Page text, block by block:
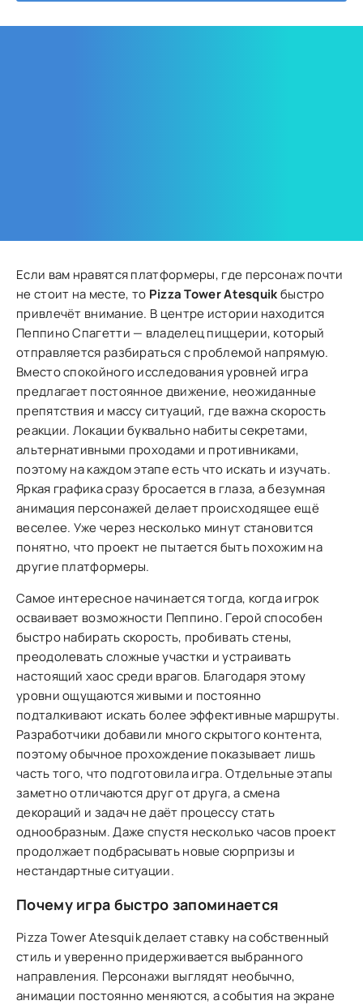
Если вам нравятся платформеры, где персонаж почти
не стоит на месте, то Pizza Tower Atesquikбыстро
привлечёт внимание. В центре истории находится
Пеппино Спагетти — владелец пиццерии, который
отправляется разбираться с проблемой напрямую.
Вместо спокойного исследования уровней игра
предлагает постоянное движение, неожиданные
препятствия и массу ситуаций, где важна скорость
реакции. Локации буквально набиты секретами,
альтернативными проходами и противниками,
поэтому на каждом этапе есть что искать и изучать.
Яркая графика сразу бросается в глаза, а безумная
анимация персонажей делает происходящее ещё
веселее. Уже через несколько минут становится
понятно, что проект не пытается быть похожим на
другие платформеры.
Самое интересное начинается тогда, когда игрок
осваивает возможности Пеппино. Герой способен
быстро набирать скорость, пробивать стены,
преодолевать сложные участки и устраивать
настоящий хаос среди врагов. Благодаря этому
уровни ощущаются живыми и постоянно
подталкивают искать более эффективные маршруты.
Разработчики добавили много скрытого контента,
поэтому обычное прохождение показывает лишь
часть того, что подготовила игра. Отдельные этапы
заметно отличаются друг от друга, а смена
декораций и задач не даёт процессу стать
однообразным. Даже спустя несколько часов проект
продолжает подбрасывать новые сюрпризы и
нестандартные ситуации.
Почему игра быстро запоминается
Pizza Tower Atesquik делает ставку на собственный
стиль и уверенно придерживается выбранного
направления. Персонажи выглядят необычно,
анимации постоянно меняются, а события на экране